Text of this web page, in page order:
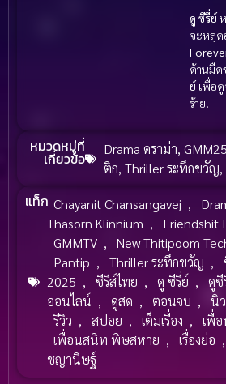
ดู ซีรี่ย์ห
จะหลุด
ด้านมืด
ย์เพื่อดู
ร้าย!
หมวดหมู่ที่
เกี่ยวข้อ
Drama ดราม่า,GMM25
ติก,Thriller ระทึกขวัญ,
แท็ก Chayanit Chansangavej ,
Thasorn Klinnium , Friendshit
GMMTV , New Thitipoom
Pantip , Thriller ระทึกขวัญ ,
2025 , ซีรีส์ไทย , ดู ซีรี่ย์ , ดูซี
ออนไลน์ , ดูสด , ตอนจบ , นิ
รีวิว , สปอย , เต็มเรื่อง , เพื่
เพื่อนสนิท พิษสหาย , เรื่องย่อ ,
ชญานิษฐ์